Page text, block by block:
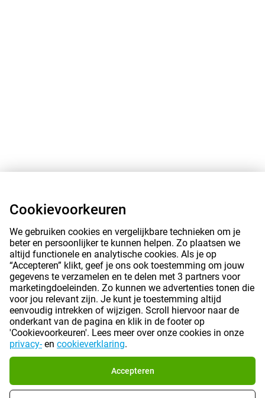
Cookievoorkeuren
We gebruiken cookies en vergelijkbare technieken om je
beter en persoonlijker te kunnen helpen. Zo plaatsen we
altijd functionele en analytische cookies. Als je op
“Accepteren” klikt, geef je ons ook toestemming om jouw
gegevens te verzamelen en te delen met 3 partners voor
marketingdoeleinden. Zo kunnen we advertenties tonen die
voor jou relevant zijn. Je kunt je toestemming altijd
eenvoudig intrekken of wijzigen. Scroll hiervoor naar de
onderkant van de pagina en klik in de footer op
'Cookievoorkeuren'. Lees meer over onze cookies in onze
privacy-en cookieverklaring.
Accepteren